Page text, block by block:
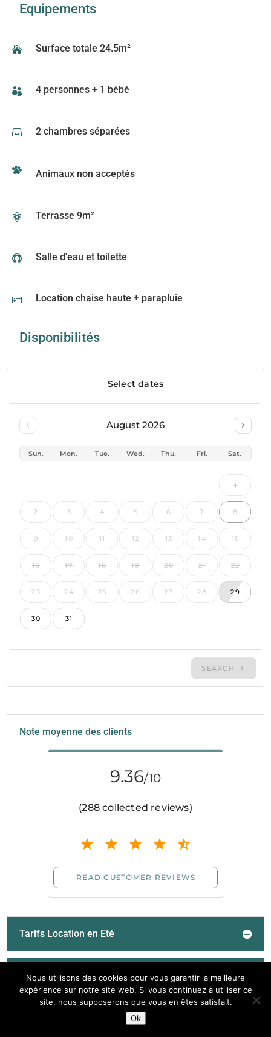
Equipements
 Surface totale 24.5m²
 4 personnes + 1 bébé
 2 chambres séparées
Animaux non acceptés
 Terrasse 9m²
 Salle d'eau et toilette
 Location chaise haute + parapluie
Disponibilités
Note moyenne des clients
Tarifs Location en Eté
Inventaire
Nous utilisons des cookies pour vous garantir la meilleure
expérience sur notre site web. Si vous continuez à utiliser ce
site, nous supposerons que vous en êtes satisfait.
Ok